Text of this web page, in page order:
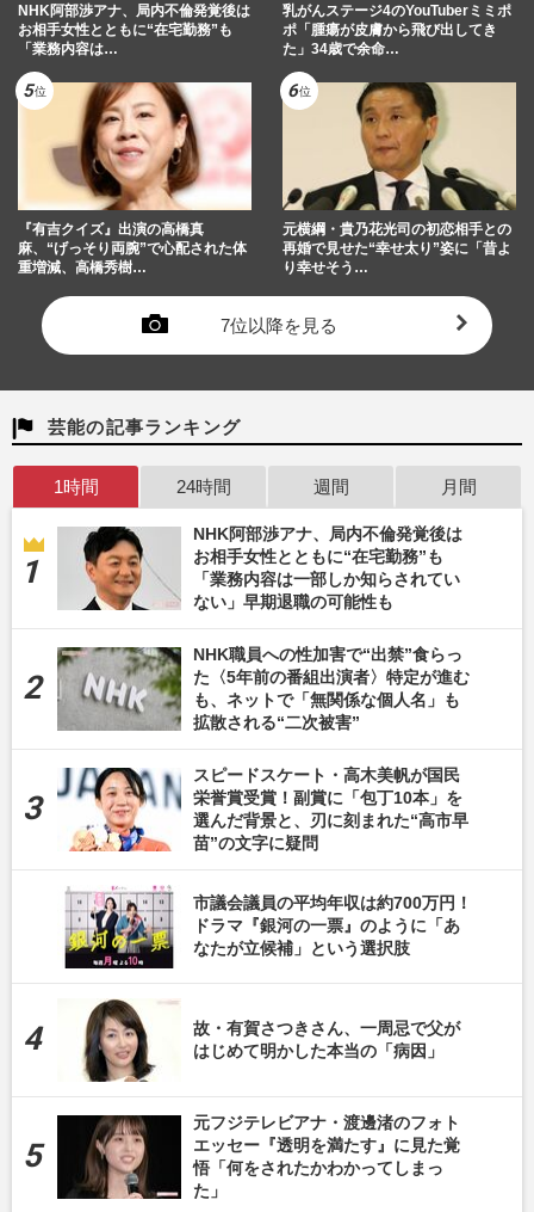
NHK阿部渉アナ、局内不倫発覚後は
お相手女性とともに“在宅勤務”も
「業務内容は…
乳がんステージ4のYouTuberミミポ
ポ「腫瘍が皮膚から飛び出してき
た」34歳で余命…
『有吉クイズ』出演の高橋真
麻、“げっそり両腕”で心配された体
重増減、高橋秀樹…
元横綱・貴乃花光司の初恋相手との
再婚で見せた“幸せ太り”姿に「昔よ
り幸せそう…
7位以降を見る
芸能の記事ランキング
1時間 24時間 週間 月間
NHK阿部渉アナ、局内不倫発覚後は
お相手女性とともに“在宅勤務”も
「業務内容は一部しか知らされてい
ない」早期退職の可能性も
NHK職員への性加害で“出禁”食らっ
た〈5年前の番組出演者〉特定が進む
も、ネットで「無関係な個人名」も
拡散される“二次被害”
スピードスケート・高木美帆が国民
栄誉賞受賞！副賞に「包丁10本」を
選んだ背景と、刃に刻まれた“高市早
苗”の文字に疑問
市議会議員の平均年収は約700万円！
ドラマ『銀河の一票』のように「あ
なたが立候補」という選択肢
故・有賀さつきさん、一周忌で父が
はじめて明かした本当の「病因」
元フジテレビアナ・渡邊渚のフォト
エッセー『透明を満たす』に見た覚
悟「何をされたかわかってしまっ
た」